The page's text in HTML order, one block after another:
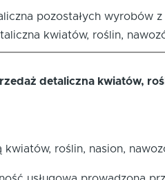
pozostałych wyrobów
kwiatów, roślin,
detaliczna kwiatów,
kwiatów, roślin, nasion,